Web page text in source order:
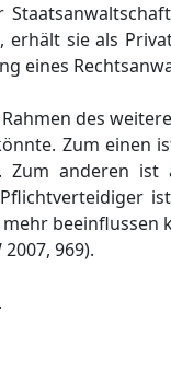
sie als
eines
des
Zum einen
Zum anderen
969).